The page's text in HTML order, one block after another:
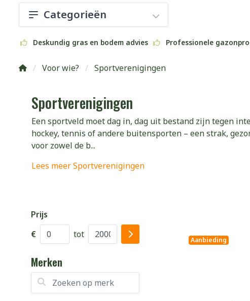
Categorieën
Deskundig gras en bodem advies Professionele
Voor wie? Sportverenigingen
Sportverenigingen
Een sportveld moet dag in, dag uit bestand zijn tegen
hockey, tennis of andere buitensporten – een strak,
voor zowel de b...
Lees meer Sportverenigingen
Prijs
€
tot
Merken
Zoeken op merk
Aanbieding